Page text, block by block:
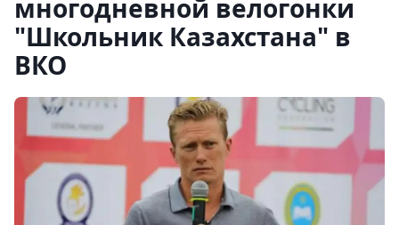
многодневной велогонки
"Школьник Казахстана" в
ВКО